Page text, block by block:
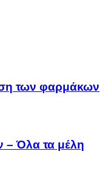
των φαρμάκων
– Όλα τα μέλη